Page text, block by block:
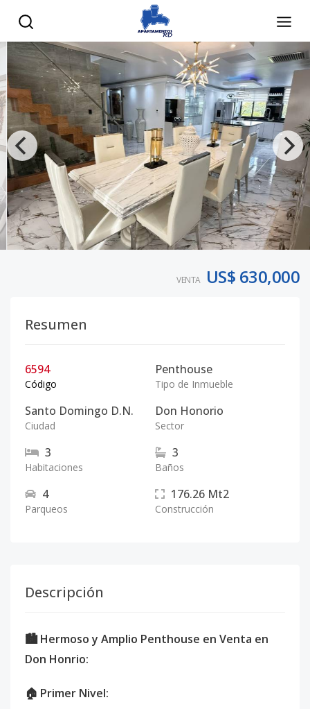
VENTA US$ 630,000
Resumen
6594
Código
Penthouse
Tipo de Inmueble
Santo Domingo D.N.
Ciudad
Don Honorio
Sector
3
Habitaciones
3
Baños
4
Parqueos
176.26 Mt2
Construcción
Descripción
🏙️ Hermoso y Amplio Penthouse en Venta en
Don Honrio:
🏠 Primer Nivel: